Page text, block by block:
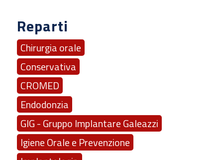
Reparti
Chirurgia orale
Conservativa
CROMED
Endodonzia
GIG - Gruppo Implantare Galeazzi
Igiene Orale e Prevenzione